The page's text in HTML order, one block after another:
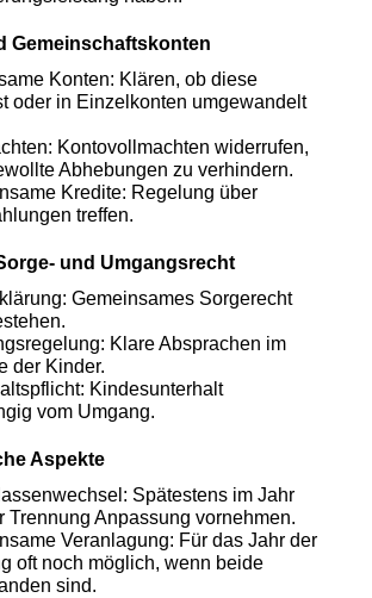
Gemeinschaftskonten
Konten: Klären, ob diese
oder in Einzelkonten umgewandelt
Kontovollmachten widerrufen,
Abhebungen zu verhindern.
Kredite: Regelung über
treffen.
und Umgangsrecht
Gemeinsames Sorgerecht
Klare Absprachen im
der Kinder.
Kindesunterhalt
vom Umgang.
Aspekte
Spätestens im Jahr
Trennung Anpassung vornehmen.
Veranlagung: Für das Jahr der
oft noch möglich, wenn beide
sind.